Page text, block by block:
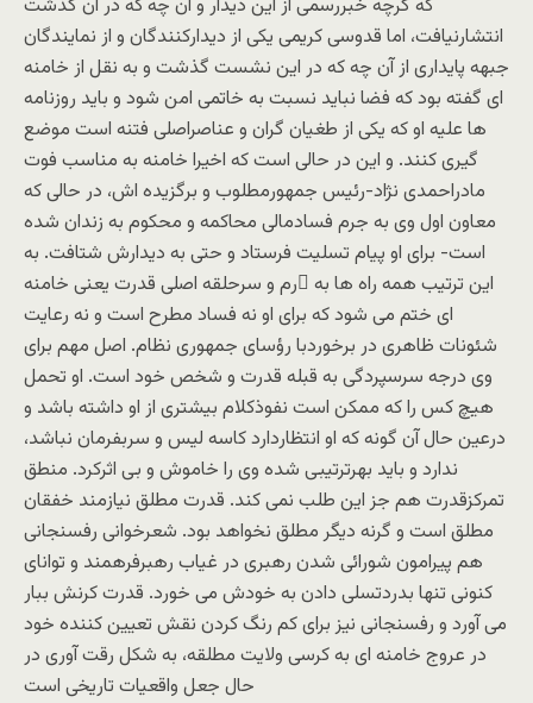
که گرچه خبررسمی از این دیدار و آن چه که در آن گذشت
انتشارنیافت، اما قدوسی کریمی یکی از دیدارکنندگان و از نمایندگان
جبهه پایداری از آن چه که در این نشست گذشت و به نقل از خامنه
ای گفته بود که فضا نباید نسبت به خاتمی امن شود و باید روزنامه
ها علیه او که یکی از طغیان گران و عناصراصلی فتنه است موضع
گیری کنند. و این در حالی است که اخیرا خامنه به مناسب فوت
مادراحمدی نژاد-رئیس جمهورمطلوب و برگزیده اش، در حالی که
معاون اول وی به جرم فسادمالی محاکمه و محکوم به زندان شده
است- برای او پیام تسلیت فرستاد و حتی به دیدارش شتافت. به
این ترتیب همه راه ها به ُرم و سرحلقه اصلی قدرت یعنی خامنه
ای ختم می شود که برای او نه فساد مطرح است و نه رعایت
شئونات ظاهری در برخوردبا رؤسای جمهوری نظام. اصل مهم برای
وی درجه سرسپردگی به قبله قدرت و شخص خود است. او تحمل
هیچ کس را که ممکن است نفوذکلام بیشتری از او داشته باشد و
درعین حال آن گونه که او انتظاردارد کاسه لیس و سربفرمان نباشد،
ندارد و باید بهرترتیبی شده وی را خاموش و بی اثرکرد. منطق
تمرکزقدرت هم جز این طلب نمی کند. قدرت مطلق نیازمند خفقان
مطلق است و گرنه دیگر مطلق نخواهد بود. شعرخوانی رفسنجانی
هم پیرامون شورائی شدن رهبری در غیاب رهبرفرهمند و توانای
کنونی تنها بدردتسلی دادن به خودش می خورد. قدرت کرنش ببار
می آورد و رفسنجانی نیز برای کم رنگ کردن نقش تعیین کننده خود
در عروج خامنه ای به کرسی ولایت مطلقه، به شکل رقت آوری در
حال جعل واقعیات تاریخی است